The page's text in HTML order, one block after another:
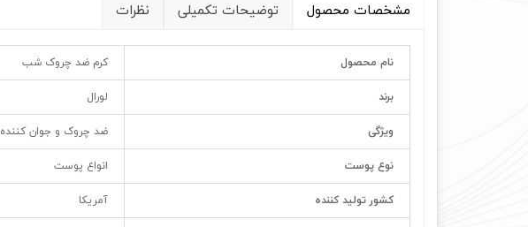
مشخصات محصول توضیحات تکمیلی نظرات
نام محصول کرم ضد چروک شب
برند لورال
ویژگی ضد چروک و جوان کننده
نوع پوست انواع پوست
کشور تولید کننده آمریکا